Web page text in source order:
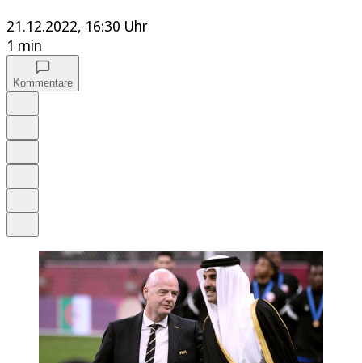
21.12.2022, 16:30 Uhr
1 min
Kommentare